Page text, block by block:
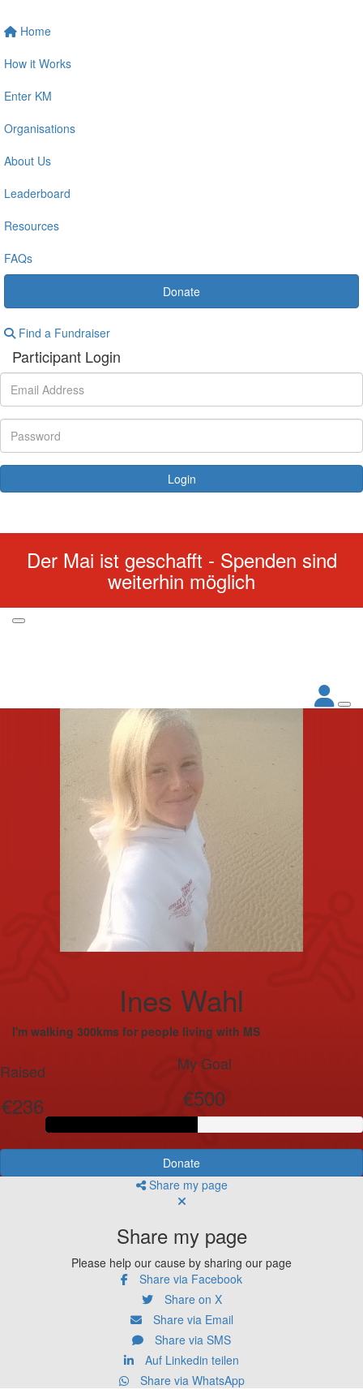
Home
How it Works
Enter KM
Organisations
About Us
Leaderboard
Resources
FAQs
Donate
Find a Fundraiser
Participant Login
Login
Der Mai ist geschafft - Spenden sind
weiterhin möglich
Ines Wahl
I'm walking 300kms for people living with MS
Raised
€236
My Goal
€500
Donate
Share my page
Share my page
Please help our cause by sharing our page
Share via Facebook
Share on X
Share via Email
Share via SMS
Auf Linkedin teilen
Share via WhatsApp